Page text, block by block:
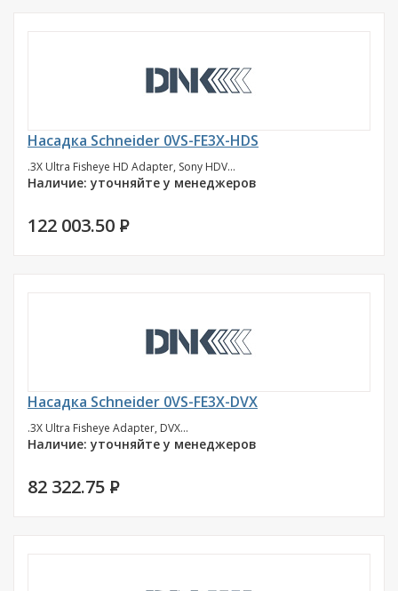
Насадка Schneider 0VS-FE3X-HDS
.3X Ultra Fisheye HD Adapter, Sony HDV...
Наличие: уточняйте у менеджеров
122 003.50 P
Насадка Schneider 0VS-FE3X-DVX
.3X Ultra Fisheye Adapter, DVX...
Наличие: уточняйте у менеджеров
82 322.75 P